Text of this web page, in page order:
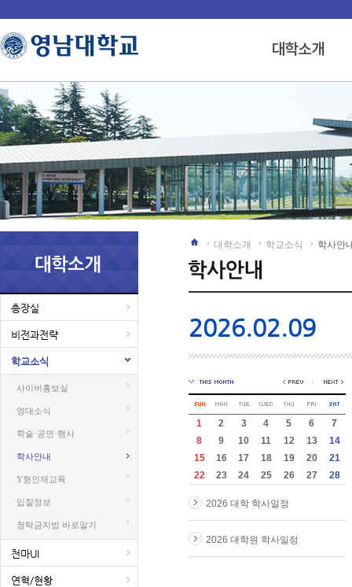
총장실
비전과전략
학교소식
사이버홍보실
영대소식
학술·공연·행사
학사안내
Y형인재교육
입찰정보
청탁금지법 바로알기
천마UI
연혁/현황
대학소개 학교소식 학사안
2026.02.09
1 2 3 4 5 6
7
8
9 10 11 12 13
14
15
16 17 18 19 20
21
22
23 24 25 26 27 28
2026 대학 학사일정
2026 대학원 학사일정